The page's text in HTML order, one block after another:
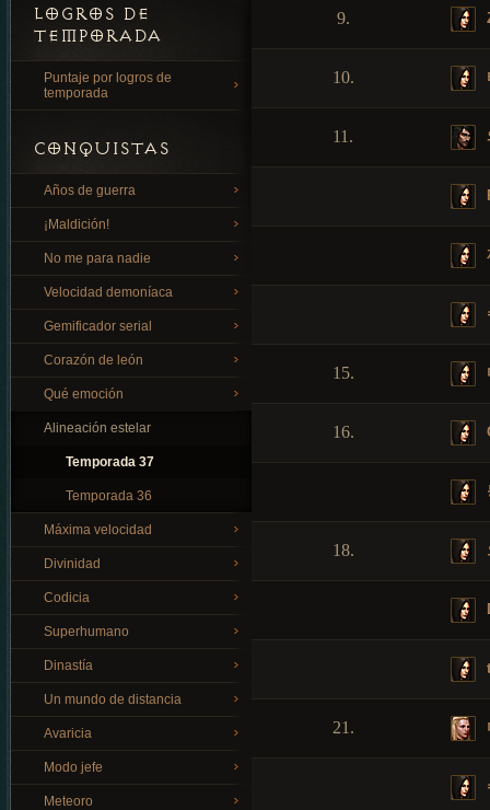
LOGROS DE
TEMPORADA
Puntaje por logros de
temporada
CONQUISTAS
Años de guerra
¡Maldición!
No me para nadie
Velocidad demoníaca
Gemificador serial
Corazón de león
Qué emoción
Alineación estelar
Temporada 37
Temporada 36
Máxima velocidad
Divinidad
Codicia
Superhumano
Dinastía
Un mundo de distancia
Avaricia
Modo jefe
Meteoro
9.
10.
11.
15.
16.
18.
21.